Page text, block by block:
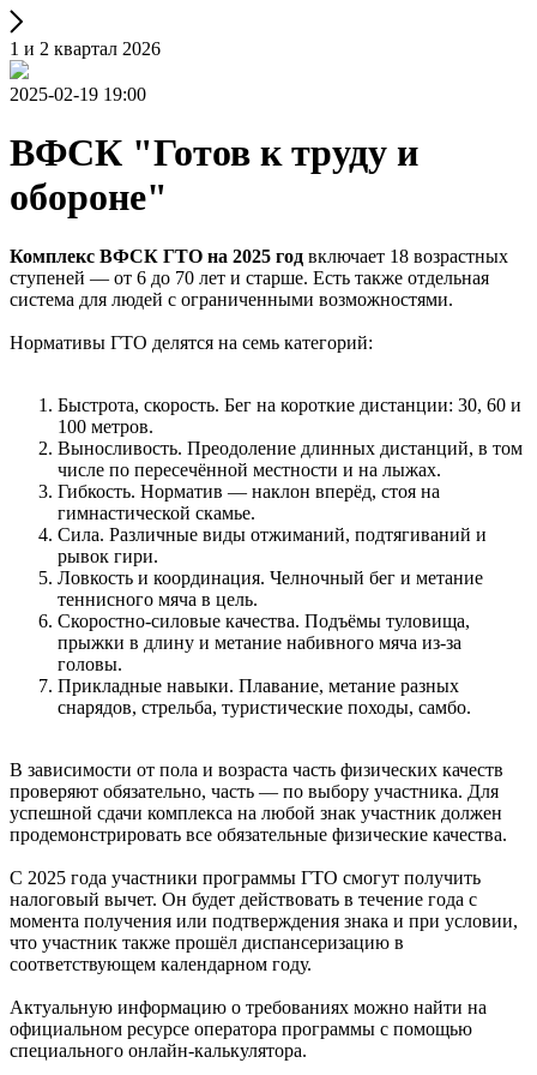
1 и 2 квартал 2026
2025-02-19 19:00
ВФСК "Готов к труду и
обороне"
Комплекс ВФСК ГТО на 2025 год включает 18 возрастных
ступеней — от 6 до 70 лет и старше. Есть также отдельная
система для людей с ограниченными возможностями.
Нормативы ГТО делятся на семь категорий:
Быстрота, скорость. Бег на короткие дистанции: 30, 60 и
100 метров.
Выносливость. Преодоление длинных дистанций, в том
числе по пересечённой местности и на лыжах.
Гибкость. Норматив — наклон вперёд, стоя на
гимнастической скамье.
Сила. Различные виды отжиманий, подтягиваний и
рывок гири.
Ловкость и координация. Челночный бег и метание
теннисного мяча в цель.
Скоростно-силовые качества. Подъёмы туловища,
прыжки в длину и метание набивного мяча из-за
головы.
Прикладные навыки. Плавание, метание разных
снарядов, стрельба, туристические походы, самбо.
В зависимости от пола и возраста часть физических качеств
проверяют обязательно, часть — по выбору участника. Для
успешной сдачи комплекса на любой знак участник должен
продемонстрировать все обязательные физические качества.
С 2025 года участники программы ГТО смогут получить
налоговый вычет. Он будет действовать в течение года с
момента получения или подтверждения знака и при условии,
что участник также прошёл диспансеризацию в
соответствующем календарном году.
Актуальную информацию о требованиях можно найти на
официальном ресурсе оператора программы с помощью
специального онлайн-калькулятора.